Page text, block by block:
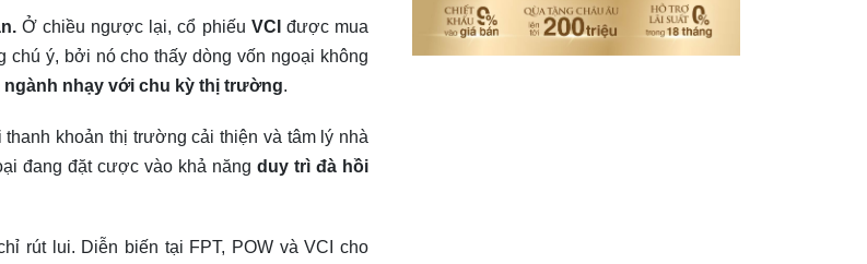
Ở chiều ngược lại, cổ phiếu VCI được mua
ý, bởi nó cho thấy dòng vốn ngoại không
nhạy với chu kỳ thị trường.
khoản thị trường cải thiện và tâm lý nhà
đang đặt cược vào khả năng duy trì đà hồi
rút lui. Diễn biến tại FPT, POW và VCI cho